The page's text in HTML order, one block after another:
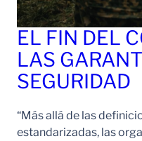
EL FIN DEL
LAS
SEGURIDAD
“Más allá de las
estandarizadas, las